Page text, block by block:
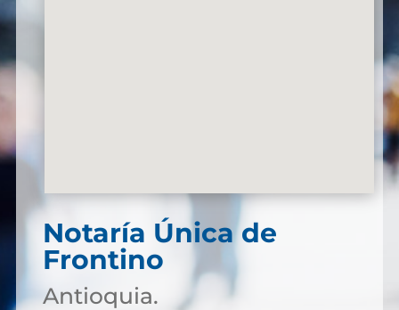
Notaría Única de
Frontino
Antioquia.